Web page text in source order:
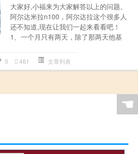
大家好,小福来为大家解答以上的问题。
阿尔达米拉n100，阿尔达拉这个很多人
还不知道,现在让我们一起来看看吧！
1、一个月只有两天，除了那两天他基
0 461 文章列表
☚